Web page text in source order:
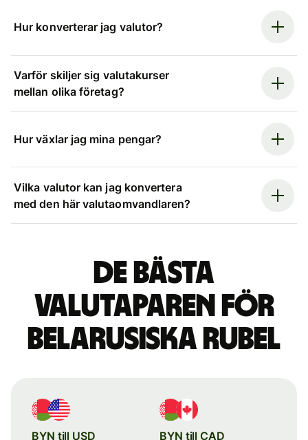
Hur konverterar jag valutor?
Varför skiljer sig valutakurser
mellan olika företag?
Hur växlar jag mina pengar?
Vilka valutor kan jag konvertera
med den här valutaomvandlaren?
De bästa
valutaparen för
belarusiska rubel
BYN till USD BYN till CAD